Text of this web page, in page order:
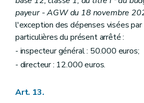
payeur - AGW du 18 novembre
l'exception des dépenses visées
particulières du présent arrêté :
- inspecteur général : 50.000 euros;
- directeur : 12.000 euros.
Art. 13.